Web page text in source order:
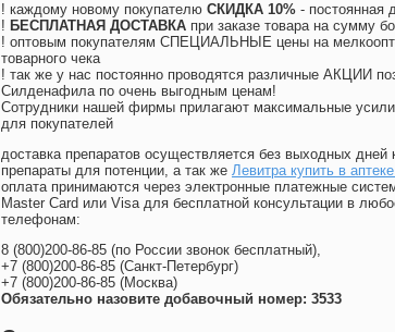
! каждому новому покупателю СКИДКА 10% - постоянная
! БЕСПЛАТНАЯ ДОСТАВКА при заказе товара на сумму
! оптовым покупателям СПЕЦИАЛЬНЫЕ цены на
товарного чека
! так же у нас постоянно проводятся различные АКЦИИ
Силденафила по очень выгодным ценам!
Cотрудники нашей фирмы прилагают максимальные
для покупателей
доставка препаратов осуществляется без выходных
препараты для потенции, а так же Левитра купить в
оплата принимаются через электронные платежные
Master Card или Visa для бесплатной консультации в
телефонам:
8 (800)200-86-85 (по России звонок бесплатный),
+7 (800)200-86-85 (Санкт-Петербург)
+7 (800)200-86-85 (Москва)
Обязательно назовите добавочный номер: 3533